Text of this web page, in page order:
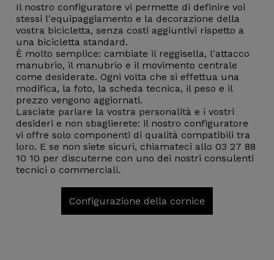
Il nostro configuratore vi permette di definire voi
stessi l'equipaggiamento e la decorazione della
vostra bicicletta, senza costi aggiuntivi rispetto a
una bicicletta standard.
È molto semplice: cambiate il reggisella, l'attacco
manubrio, il manubrio e il movimento centrale
come desiderate. Ogni volta che si effettua una
modifica, la foto, la scheda tecnica, il peso e il
prezzo vengono aggiornati.
Lasciate parlare la vostra personalità e i vostri
desideri e non sbaglierete: il nostro configuratore
vi offre solo componenti di qualità compatibili tra
loro. E se non siete sicuri, chiamateci allo 03 27 88
10 10 per discuterne con uno dei nostri consulenti
tecnici o commerciali.
Configurazione della cornice